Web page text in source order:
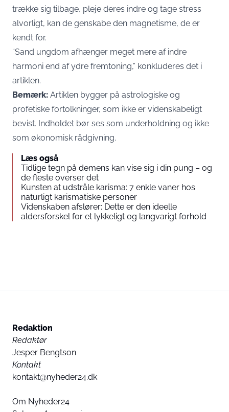
trække sig tilbage, pleje deres indre og tage stress
alvorligt, kan de genskabe den magnetisme, de er
kendt for.
“Sand ungdom afhænger meget mere af indre
harmoni end af ydre fremtoning,” konkluderes det i
artiklen.
Bemærk: Artiklen bygger på astrologiske og
profetiske fortolkninger, som ikke er videnskabeligt
bevist. Indholdet bør ses som underholdning og ikke
som økonomisk rådgivning.
Læs også
Tidlige tegn på demens kan vise sig i din pung – og
de fleste overser det
Kunsten at udstråle karisma: 7 enkle vaner hos
naturligt karismatiske personer
Videnskaben afslører: Dette er den ideelle
aldersforskel for et lykkeligt og langvarigt forhold
Redaktion
Redaktør
Jesper Bengtson
Kontakt
kontakt@nyheder24.dk
Om Nyheder24